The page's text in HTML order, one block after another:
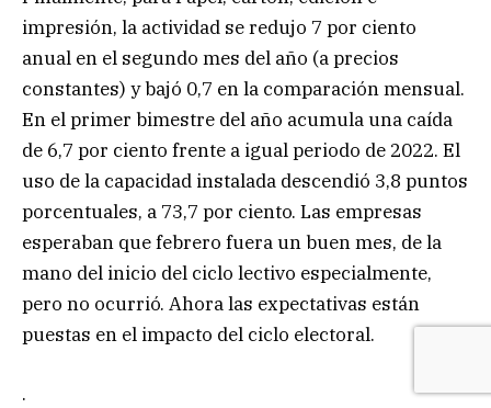
impresión, la actividad se redujo 7 por ciento
anual en el segundo mes del año (a precios
constantes) y bajó 0,7 en la comparación mensual.
En el primer bimestre del año acumula una caída
de 6,7 por ciento frente a igual periodo de 2022. El
uso de la capacidad instalada descendió 3,8 puntos
porcentuales, a 73,7 por ciento. Las empresas
esperaban que febrero fuera un buen mes, de la
mano del inicio del ciclo lectivo especialmente,
pero no ocurrió. Ahora las expectativas están
puestas en el impacto del ciclo electoral.
.